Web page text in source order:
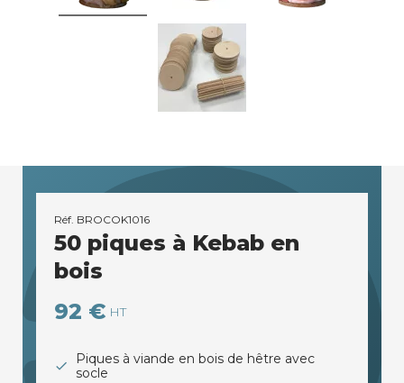
Réf. BROCOK1016
50 piques à Kebab en
bois
92 € HT
Piques à viande en bois de hêtre avec
socle